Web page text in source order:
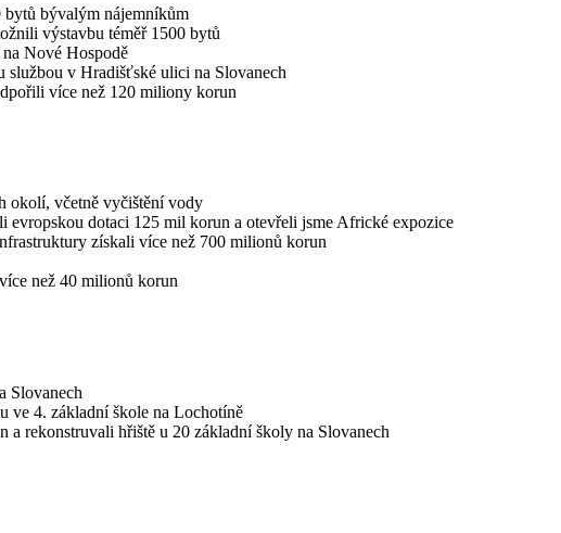
bytů bývalým nájemníkům
výstavbu téměř 1500 bytů
Nové Hospodě
službou v Hradišťské ulici na Slovanech
více než 120 miliony korun
okolí, včetně vyčištění vody
evropskou dotaci 125 mil korun a otevřeli jsme Africké expozice
získali více než 700 milionů korun
než 40 milionů korun
Slovanech
ve 4. základní škole na Lochotíně
a rekonstruvali hřiště u 20 základní školy na Slovanech